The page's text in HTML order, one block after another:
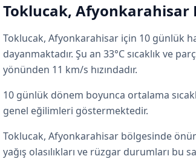
Toklucak, Afyonkarahisar
Toklucak, Afyonkarahisar için 10 günlük
dayanmaktadır. Şu an 33°C sıcaklık ve
yönünden 11 km/s hızındadır.
10 günlük dönem boyunca ortalama
genel eğilimleri göstermektedir.
Toklucak, Afyonkarahisar bölgesinde
yağış olasılıkları ve rüzgar durumları bu